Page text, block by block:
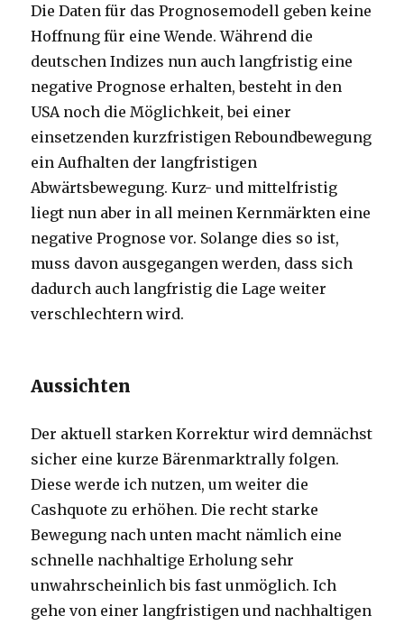
Die Daten für das Prognosemodell geben keine
Hoffnung für eine Wende. Während die
deutschen Indizes nun auch langfristig eine
negative Prognose erhalten, besteht in den
USA noch die Möglichkeit, bei einer
einsetzenden kurzfristigen Reboundbewegung
ein Aufhalten der langfristigen
Abwärtsbewegung. Kurz- und mittelfristig
liegt nun aber in all meinen Kernmärkten eine
negative Prognose vor. Solange dies so ist,
muss davon ausgegangen werden, dass sich
dadurch auch langfristig die Lage weiter
verschlechtern wird.
Aussichten
Der aktuell starken Korrektur wird demnächst
sicher eine kurze Bärenmarktrally folgen.
Diese werde ich nutzen, um weiter die
Cashquote zu erhöhen. Die recht starke
Bewegung nach unten macht nämlich eine
schnelle nachhaltige Erholung sehr
unwahrscheinlich bis fast unmöglich. Ich
gehe von einer langfristigen und nachhaltigen